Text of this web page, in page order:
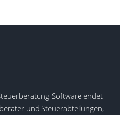
Software endet
und Steuerabteilungen,